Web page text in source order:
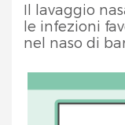
Il lavaggio
le infezioni
nel naso di